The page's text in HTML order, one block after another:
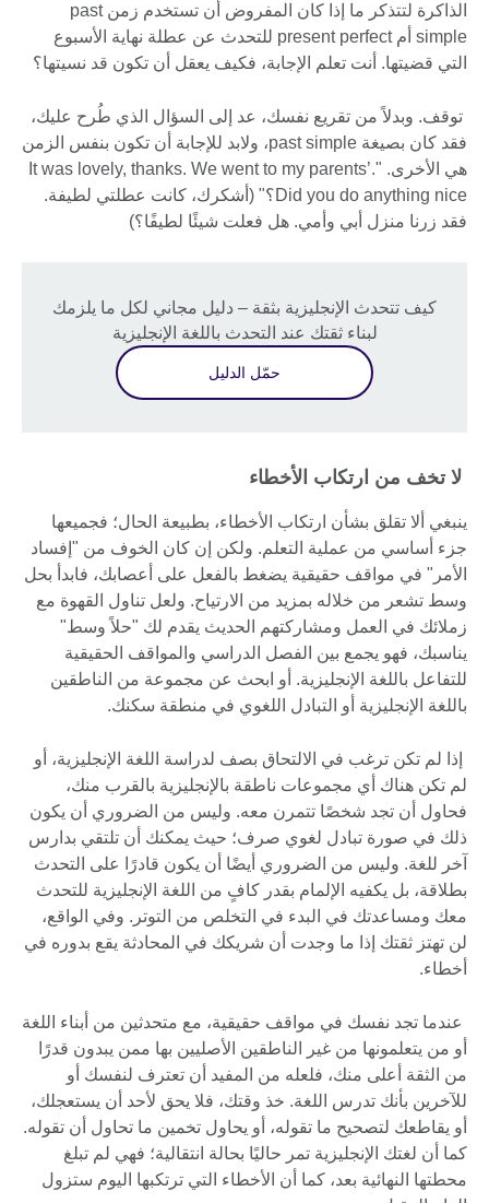
الذاكرة لتتذكر ما إذا كان المفروض أن تستخدم زمن past
simple أم present perfect للتحدث عن عطلة نهاية الأسبوع
التي قضيتها. أنت تعلم الإجابة، فكيف يعقل أن تكون قد نسيتها؟
توقف. وبدلاً من تقريع نفسك، عد إلى السؤال الذي طُرح عليك،
فقد كان بصيغة past simple، ولابد للإجابة أن تكون بنفس الزمن
هي الأخرى. "It was lovely, thanks. We went to my parents’.
Did you do anything nice؟" (أشكرك، كانت عطلتي لطيفة.
فقد زرنا منزل أبي وأمي. هل فعلت شيئًا لطيفًا؟)
كيف تتحدث الإنجليزية بثقة – دليل مجاني لكل ما يلزمك
لبناء ثقتك عند التحدث باللغة الإنجليزية
حمّل الدليل
لا تخف من ارتكاب الأخطاء
ينبغي ألا تقلق بشأن ارتكاب الأخطاء، بطبيعة الحال؛ فجميعها
جزء أساسي من عملية التعلم. ولكن إن كان الخوف من "إفساد
الأمر" في مواقف حقيقية يضغط بالفعل على أعصابك، فابدأ بحل
وسط تشعر من خلاله بمزيد من الارتياح. ولعل تناول القهوة مع
زملائك في العمل ومشاركتهم الحديث يقدم لك "حلاً وسط"
يناسبك، فهو يجمع بين الفصل الدراسي والمواقف الحقيقية
للتفاعل باللغة الإنجليزية. أو ابحث عن مجموعة من الناطقين
باللغة الإنجليزية أو التبادل اللغوي في منطقة سكنك.
إذا لم تكن ترغب في الالتحاق بصف لدراسة اللغة الإنجليزية، أو
لم تكن هناك أي مجموعات ناطقة بالإنجليزية بالقرب منك،
فحاول أن تجد شخصًا تتمرن معه. وليس من الضروري أن يكون
ذلك في صورة تبادل لغوي صرف؛ حيث يمكنك أن تلتقي بدارس
آخر للغة. وليس من الضروري أيضًا أن يكون قادرًا على التحدث
بطلاقة، بل يكفيه الإلمام بقدر كافٍ من اللغة الإنجليزية للتحدث
معك ومساعدتك في البدء في التخلص من التوتر. وفي الواقع،
لن تهتز ثقتك إذا ما وجدت أن شريكك في المحادثة يقع بدوره في
أخطاء.
عندما تجد نفسك في مواقف حقيقية، مع متحدثين من أبناء اللغة
أو من يتعلمونها من غير الناطقين الأصليين بها ممن يبدون قدرًا
من الثقة أعلى منك، فلعله من المفيد أن تعترف لنفسك أو
للآخرين بأنك تدرس اللغة. خذ وقتك، فلا يحق لأحد أن يستعجلك،
أو يقاطعك لتصحيح ما تقوله، أو يحاول تخمين ما تحاول أن تقوله.
كما أن لغتك الإنجليزية تمر حاليًا بحالة انتقالية؛ فهي لم تبلغ
محطتها النهائية بعد، كما أن الأخطاء التي ترتكبها اليوم ستزول